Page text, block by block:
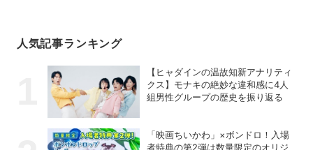
人気記事ランキング
【ヒャダインの温故知新アナリティ
クス】モナキの絶妙な違和感に4人
組男性グループの歴史を振り返る
「映画ちいかわ」×ボンドロ！入場
者特典の第2弾は数量限定のオリジ